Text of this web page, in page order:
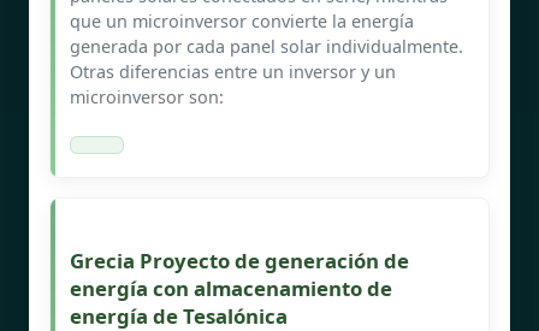
que un microinversor convierte la energía
generada por cada panel solar individualmente.
Otras diferencias entre un inversor y un
microinversor son:
Grecia Proyecto de generación de
energía con almacenamiento de
energía de Tesalónica